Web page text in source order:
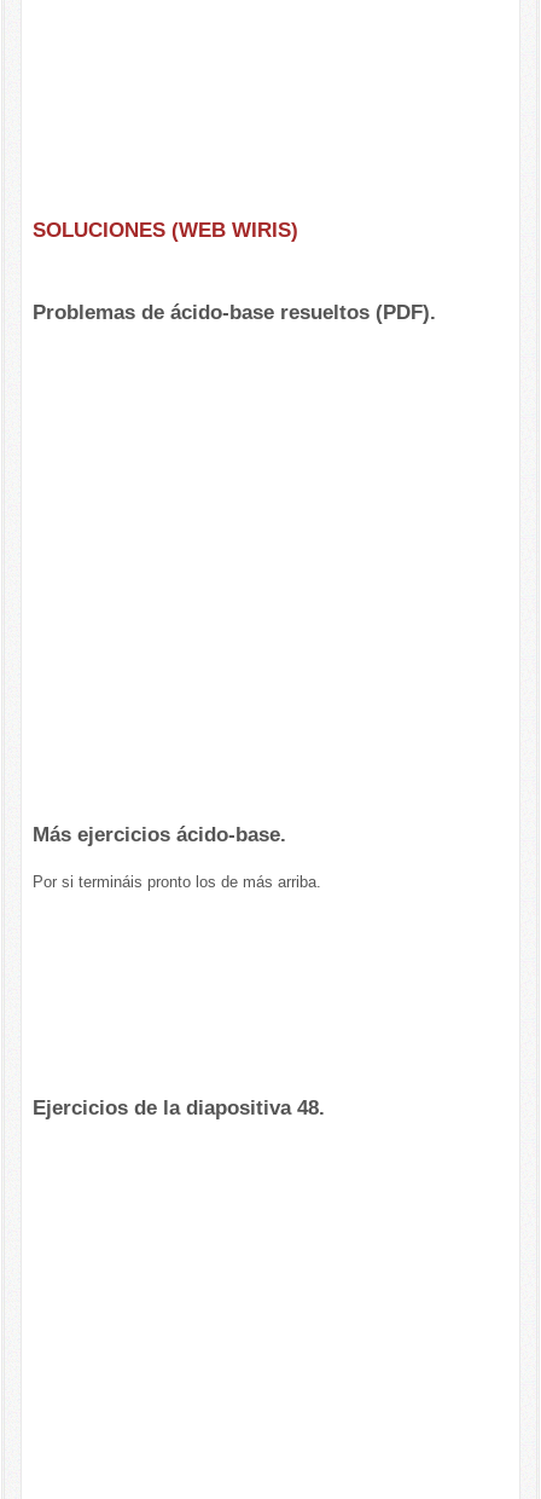
SOLUCIONES (WEB WIRIS)
Problemas de ácido-base resueltos (PDF).
Más ejercicios ácido-base.
Por si termináis pronto los de más arriba.
Ejercicios de la diapositiva 48.